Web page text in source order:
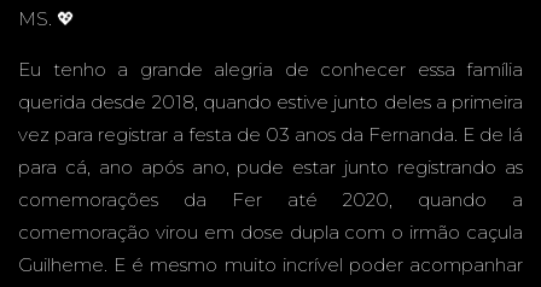
09 E 05
ANOS -
MS. 💖
Eu tenho a grande alegria de conhecer essa família
querida desde 2018, quando estive junto deles a primeira
vez para registrar a festa de 03 anos da Fernanda. E de lá
para cá, ano após ano, pude estar junto registrando as
comemorações da Fer até 2020, quando a
comemoração virou em dose dupla com o irmão caçula
Guilheme. E é mesmo muito incrível poder acompanhar